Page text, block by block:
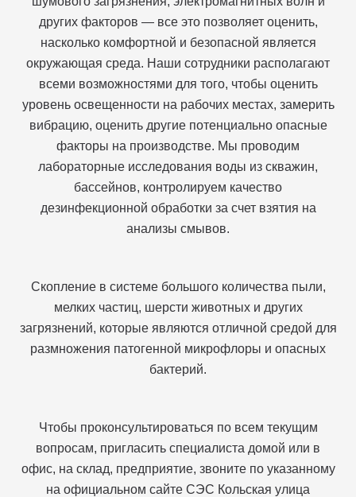
других факторов — все это позволяет оценить,
насколько комфортной и безопасной является
окружающая среда. Наши сотрудники располагают
всеми возможностями для того, чтобы оценить
уровень освещенности на рабочих местах, замерить
вибрацию, оценить другие потенциально опасные
факторы на производстве. Мы проводим
лабораторные исследования воды из скважин,
бассейнов, контролируем качество
дезинфекционной обработки за счет взятия на
анализы смывов.
Скопление в системе большого количества пыли,
мелких частиц, шерсти животных и других
загрязнений, которые являются отличной средой для
размножения патогенной микрофлоры и опасных
бактерий.
Чтобы проконсультироваться по всем текущим
вопросам, пригласить специалиста домой или в
офис, на склад, предприятие, звоните по указанному
на официальном сайте СЭС Кольская улица